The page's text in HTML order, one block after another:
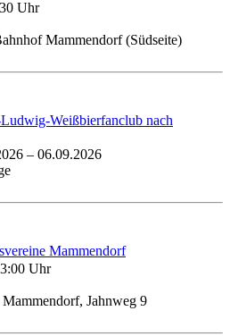
Uhr
Mammendorf (Südseite)
Weißbierfanclub nach
– 06.09.2026
Mammendorf
Uhr
Mammendorf, Jahnweg 9